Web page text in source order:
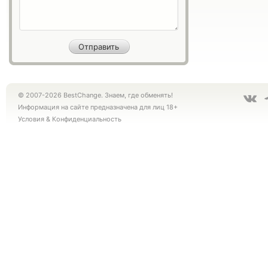
© 2007-2026 BestChange. Знаем, где обменять!
Информация на сайте предназначена для лиц 18+
Условия & Конфиденциальность